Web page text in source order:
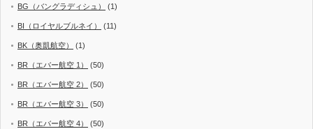
BG（バングラディシュ） (1)
BI（ロイヤルブルネイ） (11)
BK（奥凱航空） (1)
BR（エバー航空 1） (50)
BR（エバー航空 2） (50)
BR（エバー航空 3） (50)
BR（エバー航空 4） (50)